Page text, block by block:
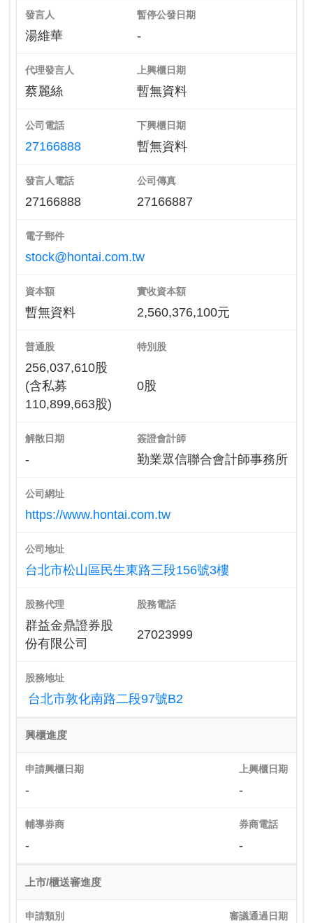
發言人
湯維華
暫停公發日期
-
代理發言人
蔡麗絲
上興櫃日期
暫無資料
公司電話
27166888
下興櫃日期
暫無資料
發言人電話
27166888
公司傳真
27166887
電子郵件
stock@hontai.com.tw
資本額
暫無資料
實收資本額
2,560,376,100元
普通股
256,037,610股
(含私募
110,899,663股)
特別股
0股
解散日期
-
簽證會計師
勤業眾信聯合會計師事務所
公司網址
https://www.hontai.com.tw
公司地址
台北市松山區民生東路三段156號3樓
股務代理
群益金鼎證券股
份有限公司
股務電話
27023999
股務地址
台北市敦化南路二段97號B2
興櫃進度
申請興櫃日期
-
上興櫃日期
-
輔導券商
-
券商電話
-
上市/櫃送審進度
申請類別 審議通過日期